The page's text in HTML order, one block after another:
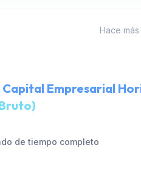
Hace
Empresarial
de tiempo completo